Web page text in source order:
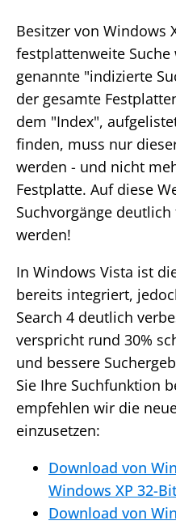
Besitzer von Windows
festplattenweite
genannte "indizierte
der gesamte
dem "Index",
finden, muss nur
werden - und nicht
Festplatte. Auf diese
Suchvorgänge
werden!
In Windows Vista ist
bereits integriert,
Search 4 deutlich
verspricht rund 30%
und bessere
Sie Ihre Suchfunktion
empfehlen wir die
einzusetzen:
Download von
Windows XP 32-
Download von